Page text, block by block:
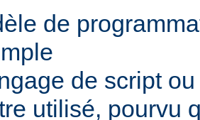
de
de script
utilisé, pourvu